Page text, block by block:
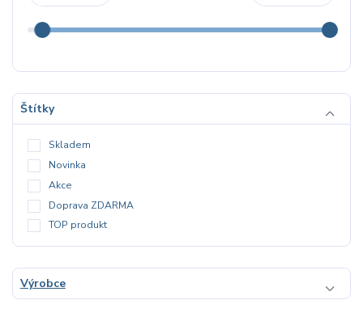
Štítky
Skladem
Novinka
Akce
Doprava ZDARMA
TOP produkt
Výrobce